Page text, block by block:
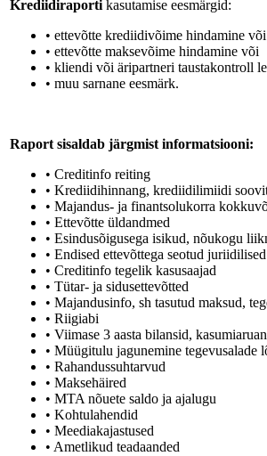
Krediidiraporti kasutamise eesmärgid:
• ettevõtte krediidivõime hindamine või
• ettevõtte maksevõime hindamine või
• kliendi või äripartneri taustakontroll
• muu sarnane eesmärk.
Raport sisaldab järgmist informatsiooni:
• Creditinfo reiting
• Krediidihinnang, krediidilimiidi
• Majandus- ja finantsolukorra
• Ettevõtte üldandmed
• Esindusõigusega isikud, nõukogu
• Endised ettevõttega seotud
• Creditinfo tegelik kasusaajad
• Tütar- ja sidusettevõtted
• Majandusinfo, sh tasutud maksud,
• Riigiabi
• Viimase 3 aasta bilansid,
• Müügitulu jagunemine tegevusalade
• Rahandussuhtarvud
• Maksehäired
• MTA nõuete saldo ja ajalugu
• Kohtulahendid
• Meediakajastused
• Ametlikud teadaanded